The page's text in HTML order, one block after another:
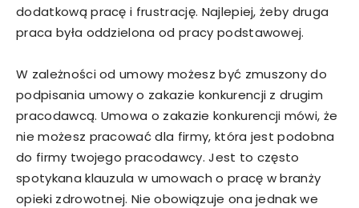
dodatkową pracę i frustrację. Najlepiej, żeby druga
praca była oddzielona od pracy podstawowej.
W zależności od umowy możesz być zmuszony do
podpisania umowy o zakazie konkurencji z drugim
pracodawcą. Umowa o zakazie konkurencji mówi, że
nie możesz pracować dla firmy, która jest podobna
do firmy twojego pracodawcy. Jest to często
spotykana klauzula w umowach o pracę w branży
opieki zdrowotnej. Nie obowiązuje ona jednak we